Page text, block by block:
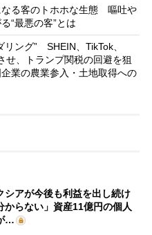
なる客のトホホな生態 嘔吐や
“最悪の客”とは
リング” SHEIN、TikTok、
、トランプ関税の回避を狙
業の農業参入・土地取得への
シアが今後も利益を出し続け
からない」資産11億円の個人
…